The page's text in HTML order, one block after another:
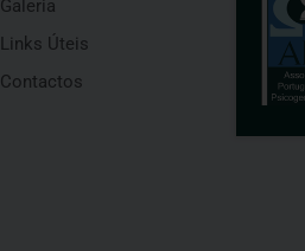
Galeria
Links Úteis
Contactos